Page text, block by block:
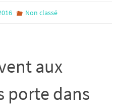
Non classé
aux
porte dans